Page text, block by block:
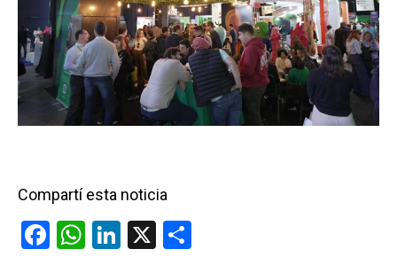
Compartí esta noticia
F
W Li
X